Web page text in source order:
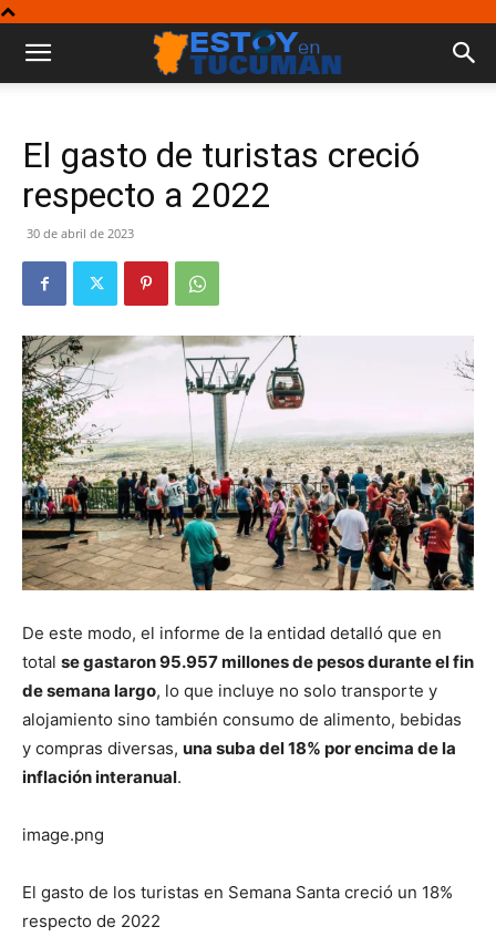
El gasto de turistas creció
respecto a 2022
30 de abril de 2023
De este modo, el informe de la entidad detalló que en
total se gastaron 95.957 millones de pesos durante el fin
de semana largo, lo que incluye no solo transporte y
alojamiento sino también consumo de alimento, bebidas
y compras diversas, una suba del 18% por encima de la
inflación interanual.
image.png
El gasto de los turistas en Semana Santa creció un 18%
respecto de 2022